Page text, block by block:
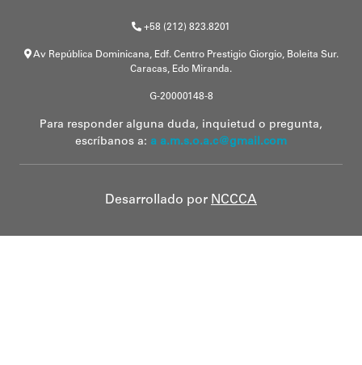
+58 (212) 823.8201
Av República Dominicana, Edf. Centro Prestigio Giorgio, Boleita Sur.
Caracas, Edo Miranda.
G-20000148-8
Para responder alguna duda, inquietud o pregunta,
escríbanos a: a a.m.s.o.a.c@gmail.com
Desarrollado por NCCCA